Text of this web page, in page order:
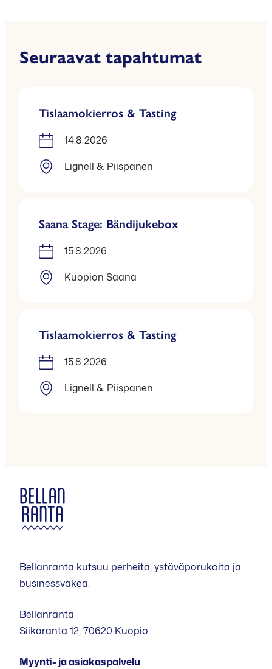
Seuraavat tapahtumat
Tislaamokierros & Tasting
14.8.2026
Lignell & Piispanen
Saana Stage: Bändijukebox
15.8.2026
Kuopion Saana
Tislaamokierros & Tasting
15.8.2026
Lignell & Piispanen
Bellanranta kutsuu perheitä, ystäväporukoita ja
businessväkeä.
Bellanranta
Siikaranta 12, 70620 Kuopio
Myynti- ja asiakaspalvelu